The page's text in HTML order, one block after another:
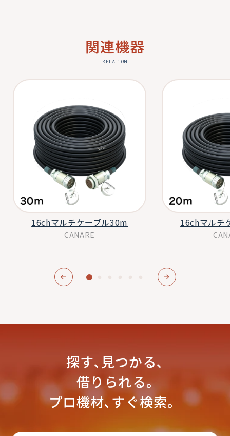
関連機器
RELATION
16chマルチケーブル30m
CANARE
16chマルチ
探す､見つかる､
借りられる｡
プロ機材､すぐ検索。